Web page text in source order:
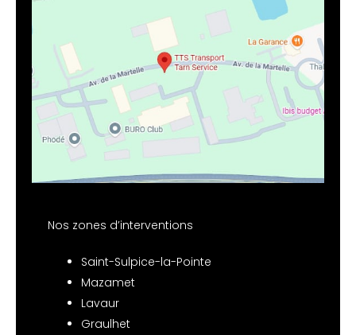
Nos zones d’interventions
Saint-Sulpice-la-Pointe
Mazamet
Lavaur
Graulhet